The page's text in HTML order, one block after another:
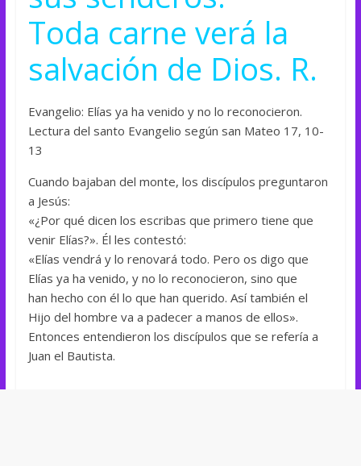
Toda carne verá la
salvación de Dios. R.
Evangelio: Elías ya ha venido y no lo reconocieron.
Lectura del santo Evangelio según san Mateo 17, 10-
13
Cuando bajaban del monte, los discípulos preguntaron
a Jesús:
«¿Por qué dicen los escribas que primero tiene que
venir Elías?». Él les contestó:
«Elías vendrá y lo renovará todo. Pero os digo que
Elías ya ha venido, y no lo reconocieron, sino que
han hecho con él lo que han querido. Así también el
Hijo del hombre va a padecer a manos de ellos».
Entonces entendieron los discípulos que se refería a
Juan el Bautista.